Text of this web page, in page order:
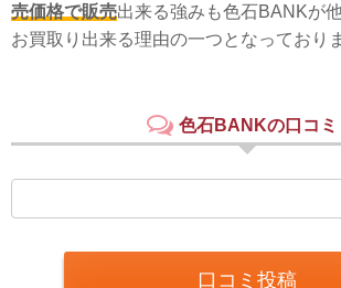
売価格で販売出来る強みも色石BANKが
お買取り出来る理由の一つとなっており
色石BANKの口コミ
口コミ投稿